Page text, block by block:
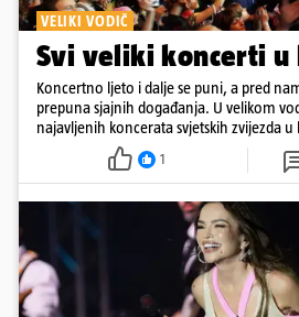
VELIKI VODIČ
Svi veliki koncerti u
Koncertno ljeto i dalje se puni, a pred
prepuna sjajnih događanja. U velikom
najavljenih koncerata svjetskih zvijezda
2026. godine.
1